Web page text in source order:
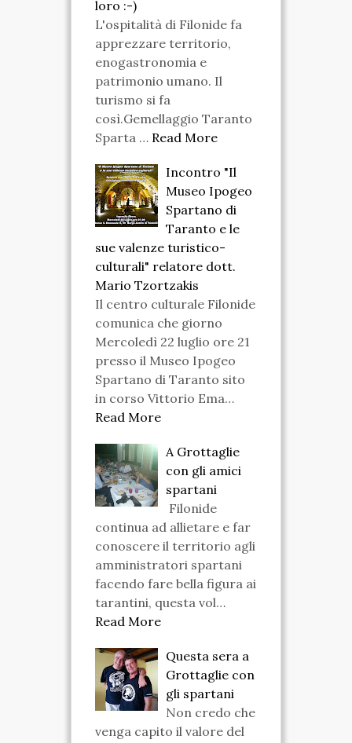
loro :-)
L'ospitalità di Filonide fa
apprezzare territorio,
enogastronomia e
patrimonio umano. Il
turismo si fa
così.Gemellaggio Taranto
Sparta … Read More
Incontro "Il
Museo Ipogeo
Spartano di
Taranto e le
sue valenze turistico-
culturali" relatore dott.
Mario Tzortzakis
Il centro culturale Filonide
comunica che giorno
Mercoledì 22 luglio ore 21
presso il Museo Ipogeo
Spartano di Taranto sito
in corso Vittorio Ema…
Read More
A Grottaglie
con gli amici
spartani
Filonide
continua ad allietare e far
conoscere il territorio agli
amministratori spartani
facendo fare bella figura ai
tarantini, questa vol…
Read More
Questa sera a
Grottaglie con
gli spartani
Non credo che
venga capito il valore del